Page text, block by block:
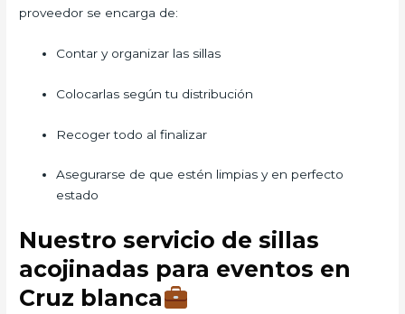
proveedor se encarga de:
Contar y organizar las sillas
Colocarlas según tu distribución
Recoger todo al finalizar
Asegurarse de que estén limpias y en perfecto
estado
Nuestro servicio de sillas
acojinadas para eventos en
Cruz blanca